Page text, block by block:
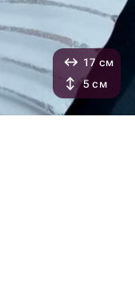
17 см
5 см